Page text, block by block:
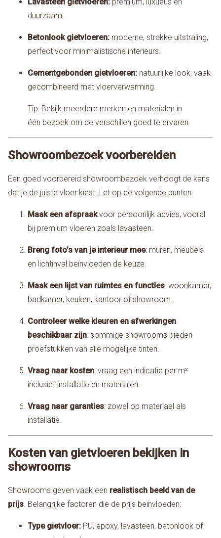
duurzaam.
Betonlook gietvloeren:moderne, strakke uitstraling,
perfect voor minimalistische interieurs.
Cementgebonden gietvloeren:natuurlijke look, vaak
gecombineerd met vloerverwarming.
Tip: Bekijk meerdere merken en materialen in
één bezoek om de verschillen goed te ervaren.
Showroombezoek voorbereiden
Een goed voorbereid showroombezoek verhoogt de kans
dat je de juiste vloer kiest. Let op de volgende punten:
Maak een afspraakvoor persoonlijk advies, vooral
bij premium vloeren zoals lavasteen.
Breng foto’s van je interieur mee: muren, meubels
en lichtinval beïnvloeden de keuze.
Maak een lijst van ruimtes en functies: woonkamer,
badkamer, keuken, kantoor of showroom.
Controleer welke kleuren en afwerkingen
beschikbaar zijn: sommige showrooms bieden
proefstukken van alle mogelijke tinten.
Vraag naar kosten: vraag een indicatie per m²
inclusief installatie en materialen.
Vraag naar garanties: zowel op materiaal als
installatie.
Kosten van gietvloeren bekijken in
showrooms
Showrooms geven vaak een realistisch beeld van de
prijs. Belangrijke factoren die de prijs beïnvloeden:
Type gietvloer:PU, epoxy, lavasteen, betonlook of